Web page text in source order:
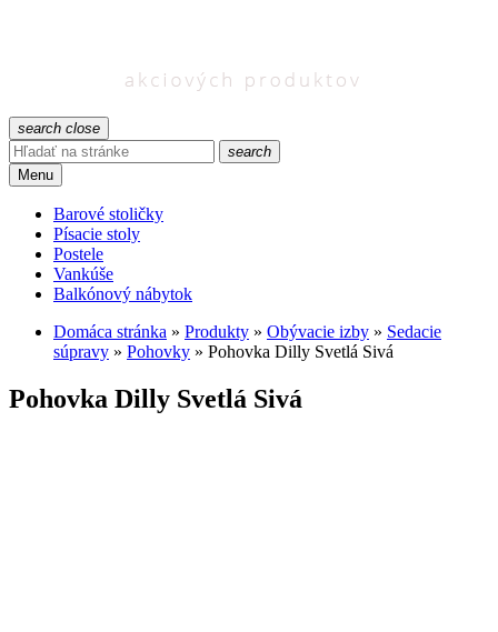
search close
search
Menu
Barové stoličky
Písacie stoly
Postele
Vankúše
Balkónový nábytok
Domáca stránka » Produkty » Obývacie izby » Sedacie
súpravy » Pohovky » Pohovka Dilly Svetlá Sivá
Pohovka Dilly Svetlá Sivá